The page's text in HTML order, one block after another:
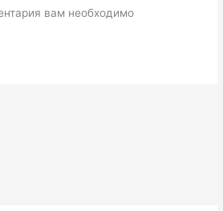
вам необходимо